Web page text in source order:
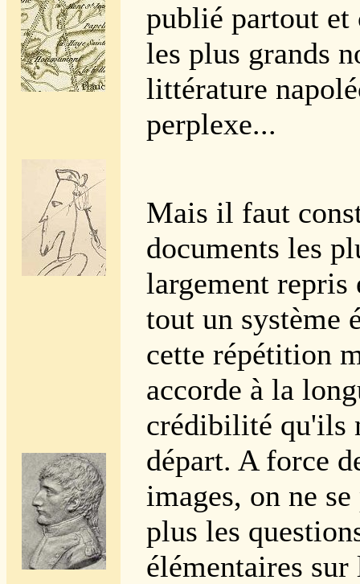
publié partout et
les plus grands
littérature
perplexe...
Mais il faut
documents les
largement repris
tout un système
cette répétition
accorde à la
crédibilité qu'ils
départ. A force
images, on ne
plus les
élémentaires